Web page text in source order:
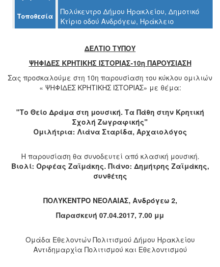
ΔΗΜΟΣ
ΑΝΘΕΚΤΙΚΗ
Τοποθεσία
Πολύκεντρο Δήμου Ηρακλείου, Δημοτικό
Κτίριο οδού Ανδρόγεω, Ηράκλειο
ΔΕΛΤΙΟ ΤΥΠΟΥ
ΨΗΦΙΔΕΣ ΚΡΗΤΙΚΗΣ ΙΣΤΟΡΙΑΣ-10η ΠΑΡΟΥΣΙΑΣΗ
Σας προσκαλούμε στη 10η παρουσίαση του κύκλου ομιλιών
« ΨΗΦΙΔΕΣ ΚΡΗΤΙΚΗΣ ΙΣΤΟΡΙΑΣ» με θέμα:
"Το Θείο Δράμα στη μουσική. Τα Πάθη στην Κρητική
Σχολή Ζωγραφικής"
Ομιλήτρια: Λιάνα Σταρίδα, Αρχαιολόγος
Η παρουσίαση θα συνοδευτεί από κλασική μουσική.
Βιολί: Ορφέας Ζαϊμάκης. Πιάνο: Δημήτρης Ζαϊμάκης,
συνθέτης
ΠΟΛΥΚΕΝΤΡΟ ΝΕΟΛΑΙΑΣ, Ανδρόγεω 2,
Παρασκευή 07.04.2017, 7.00 μμ
Ομάδα Εθελοντών Πολιτισμού Δήμου Ηρακλείου
Αντιδημαρχία Πολιτισμού και Εθελοντισμού